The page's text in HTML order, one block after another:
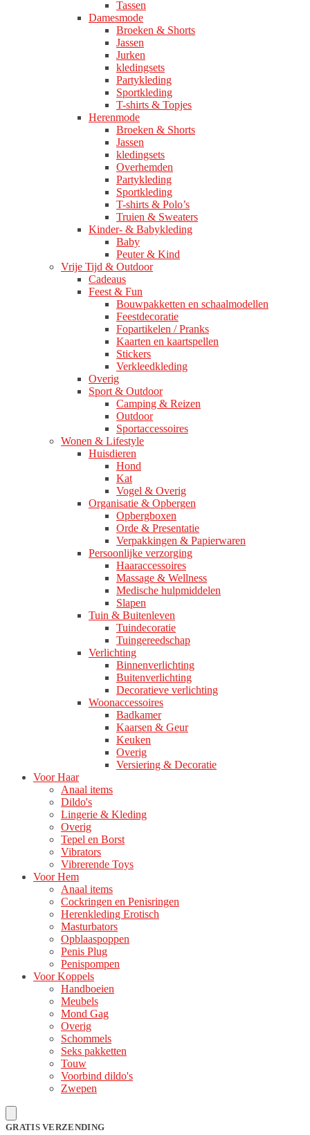
Tassen
Damesmode
Broeken & Shorts
Jassen
Jurken
kledingsets
Partykleding
Sportkleding
T-shirts & Topjes
Herenmode
Broeken & Shorts
Jassen
kledingsets
Overhemden
Partykleding
Sportkleding
T-shirts & Polo’s
Truien & Sweaters
Kinder- & Babykleding
Baby
Peuter & Kind
Vrije Tijd & Outdoor
Cadeaus
Feest & Fun
Bouwpakketten en schaalmodellen
Feestdecoratie
Fopartikelen / Pranks
Kaarten en kaartspellen
Stickers
Verkleedkleding
Overig
Sport & Outdoor
Camping & Reizen
Outdoor
Sportaccessoires
Wonen & Lifestyle
Huisdieren
Hond
Kat
Vogel & Overig
Organisatie & Opbergen
Opbergboxen
Orde & Presentatie
Verpakkingen & Papierwaren
Persoonlijke verzorging
Haaraccessoires
Massage & Wellness
Medische hulpmiddelen
Slapen
Tuin & Buitenleven
Tuindecoratie
Tuingereedschap
Verlichting
Binnenverlichting
Buitenverlichting
Decoratieve verlichting
Woonaccessoires
Badkamer
Kaarsen & Geur
Keuken
Overig
Versiering & Decoratie
Voor Haar
Anaal items
Dildo's
Lingerie & Kleding
Overig
Tepel en Borst
Vibrators
Vibrerende Toys
Voor Hem
Anaal items
Cockringen en Penisringen
Herenkleding Erotisch
Masturbators
Opblaaspoppen
Penis Plug
Penispompen
Voor Koppels
Handboeien
Meubels
Mond Gag
Overig
Schommels
Seks pakketten
Touw
Voorbind dildo's
Zwepen
GRATIS VERZENDING